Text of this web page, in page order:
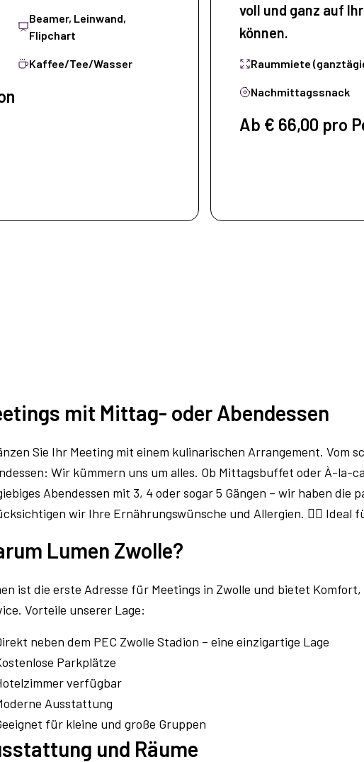
Beamer, Leinwand,
Flipchart
Kaffee/Tee/Wasser
voll und ganz auf
können.
Raummiete
Nachmittagssnack
Ab € 66,00 pro
mit Mittag- oder Abendessen
Sie Ihr Meeting mit einem kulinarischen Arrangement. Vom
Wir kümmern uns um alles. Ob Mittagsbuffet oder À-la-
Abendessen mit 3, 4 oder sogar 5 Gängen – wir haben die
wir Ihre Ernährungswünsche und Allergien. 👉🏼 Ideal
Lumen Zwolle?
ist die erste Adresse für Meetings in Zwolle und bietet
Vorteile unserer Lage:
neben dem PEC Zwolle Stadion – eine einzigartige Lage
Parkplätze
verfügbar
Ausstattung
für kleine und große Gruppen
und Räume